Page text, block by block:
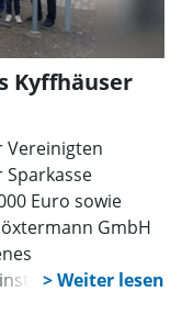
Kyffhäuser
Vereinigten
Sparkasse
Euro sowie
GmbH